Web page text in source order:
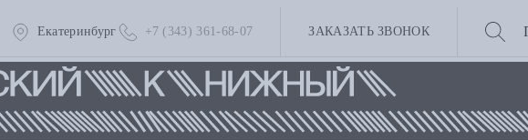
Екатеринбург +7 (343) 361-68-07 ЗАКАЗАТЬ ЗВОНОК